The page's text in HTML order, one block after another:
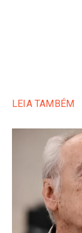
LEIA TAMBÉM